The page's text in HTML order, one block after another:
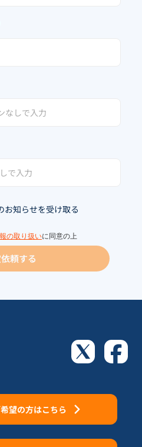
お知らせを受け取る
の取り扱いに同意の上
頼する
望の方はこちら